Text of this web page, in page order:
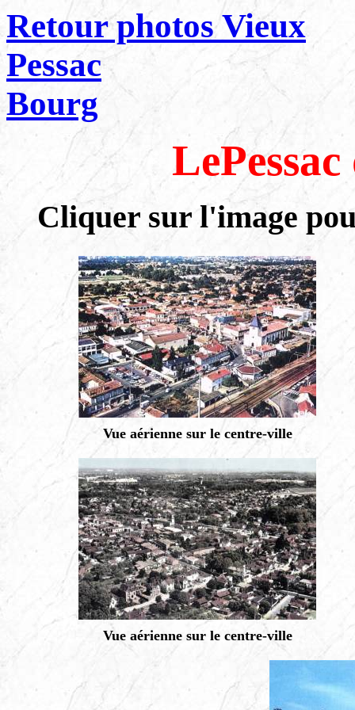
Retour photos Vieux
Pessac
Bourg
LePessac
Cliquer sur l'image
Vue aérienne sur le centre-ville
Vue aérienne sur le centre-ville